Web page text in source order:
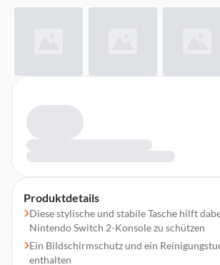
Produktdetails
Diese stylische und stabile Tasche hilft
Nintendo Switch 2-Konsole zu schützen
Ein Bildschirmschutz und ein
enthalten